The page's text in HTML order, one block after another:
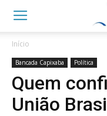
Início
Bancada Capixaba Política
Quem
União